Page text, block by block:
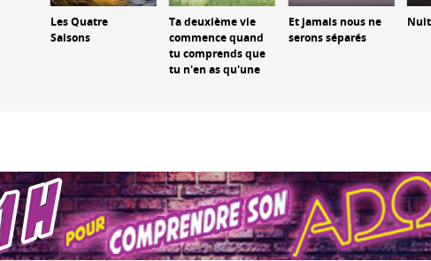
Les Quatre
Saisons
Ta deuxième vie
commence quand
tu comprends que
tu n'en as qu'une
Et jamais nous ne
serons séparés